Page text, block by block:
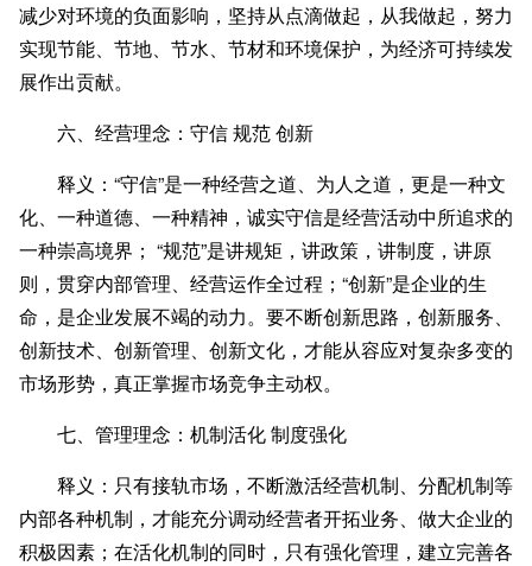
减少对环境的负面影响，坚持从点滴做起，从我做起，努力
实现节能、节地、节水、节材和环境保护，为经济可持续发
展作出贡献。
六、经营理念：守信 规范 创新
释义：“守信”是一种经营之道、为人之道，更是一种文
化、一种道德、一种精神，诚实守信是经营活动中所追求的
一种崇高境界； “规范”是讲规矩，讲政策，讲制度，讲原
则，贯穿内部管理、经营运作全过程；“创新”是企业的生
命，是企业发展不竭的动力。要不断创新思路，创新服务、
创新技术、创新管理、创新文化，才能从容应对复杂多变的
市场形势，真正掌握市场竞争主动权。
七、管理理念：机制活化 制度强化
释义：只有接轨市场，不断激活经营机制、分配机制等
内部各种机制，才能充分调动经营者开拓业务、做大企业的
积极因素；在活化机制的同时，只有强化管理，建立完善各